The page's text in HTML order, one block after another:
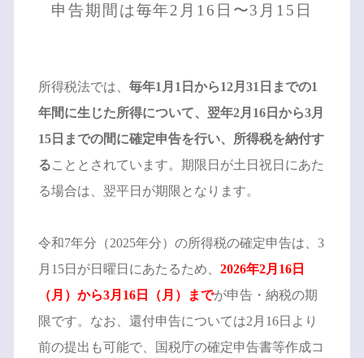
申告期間は毎年2月16日〜3月15日
所得税法では、 毎年1月1日から12月31日までの1
年間に生じた所得について、翌年2月16日から3月
15日までの間に確定申告を行い、所得税を納付す
ることとされています。期限日が土日祝日にあた
る場合は、翌平日が期限となります。
令和7年分（2025年分）の所得税の確定申告は、3
月15日が日曜日にあたるため、 2026年2月16日
（月）から3月16日（月）までが申告・納税の期
限です。なお、還付申告については2月16日より
前の提出も可能で、国税庁の確定申告書等作成コ